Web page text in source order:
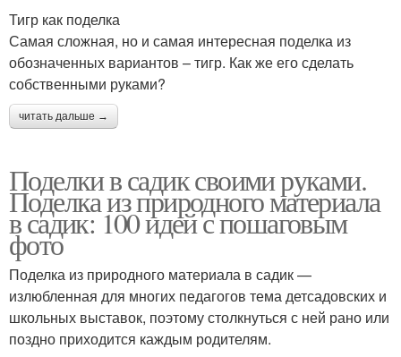
Тигр как поделка
Самая сложная, но и самая интересная поделка из
обозначенных вариантов – тигр. Как же его сделать
собственными руками?
читать дальше →
Поделки в садик своими руками.
Поделка из природного материала
в садик: 100 идей с пошаговым
фото
Поделка из природного материала в садик —
излюбленная для многих педагогов тема детсадовских и
школьных выставок, поэтому столкнуться с ней рано или
поздно приходится каждым родителям.